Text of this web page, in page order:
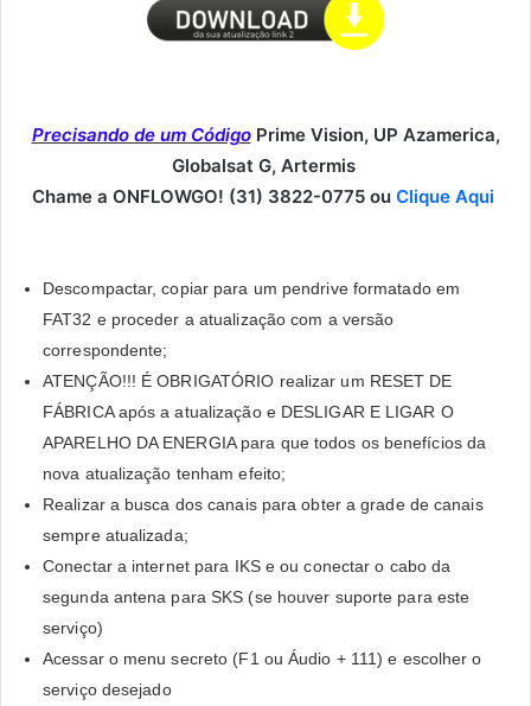
Precisando de um Código Prime Vision, UP Azamerica,
Globalsat G, Artermis
Chame a ONFLOWGO! (31) 3822-0775 ou Clique Aqui
Descompactar, copiar para um pendrive formatado em
FAT32 e proceder a atualização com a versão
correspondente;
ATENÇÃO!!! É OBRIGATÓRIO realizar um RESET DE
FÁBRICA após a atualização e DESLIGAR E LIGAR O
APARELHO DA ENERGIA para que todos os benefícios da
nova atualização tenham efeito;
Realizar a busca dos canais para obter a grade de canais
sempre atualizada;
Conectar a internet para IKS e ou conectar o cabo da
segunda antena para SKS (se houver suporte para este
serviço)
Acessar o menu secreto (F1 ou Áudio + 111) e escolher o
serviço desejado